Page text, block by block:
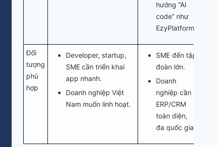
hướng “AI
code” như
EzyPlatform.
Đối
tượng
phù
hợp
Developer, startup,
SME cần triển khai
app nhanh.
Doanh nghiệp Việt
Nam muốn linh hoạt.
SME đến tập
đoàn lớn.
Doanh
nghiệp cần
ERP/CRM
toàn diện,
đa quốc gia.